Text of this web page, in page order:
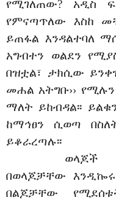
የሚገለጠው? አዲስ
የምናጣጥለው እስከ
ይጠፋል እንዳልተባለ
አግብተን ወልደን
በዝቷል፣ ታክሲው
መሐል አትግቡ››
ማለት ይከብዳል፡፡
ከማኅፀን ሲወጣ
ይቆራረጣሉ፡፡
ወላጆች
በወላጆቻቸው እንዲኰሩ
በልጆቻቸው